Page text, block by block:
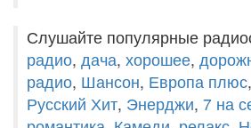
Слушайте популярные
радио, дача, хорошее,
радио, Шансон, Европа плюс,
Русский Хит, Энерджи, 7 на